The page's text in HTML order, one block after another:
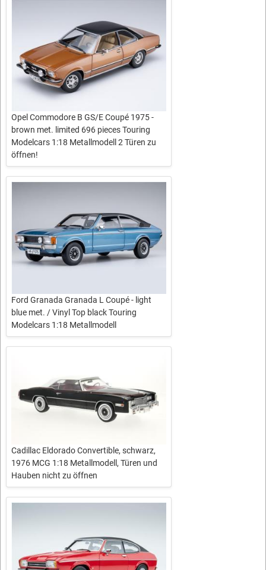
Opel Commodore B GS/E Coupé 1975 -
brown met. limited 696 pieces Touring
Modelcars 1:18 Metallmodell 2 Türen zu
öffnen!
Ford Granada Granada L Coupé - light
blue met. / Vinyl Top black Touring
Modelcars 1:18 Metallmodell
Cadillac Eldorado Convertible, schwarz,
1976 MCG 1:18 Metallmodell, Türen und
Hauben nicht zu öffnen